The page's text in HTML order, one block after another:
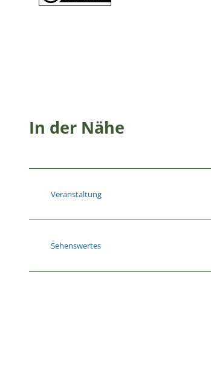
In der Nähe
Veranstaltung
Sehenswertes